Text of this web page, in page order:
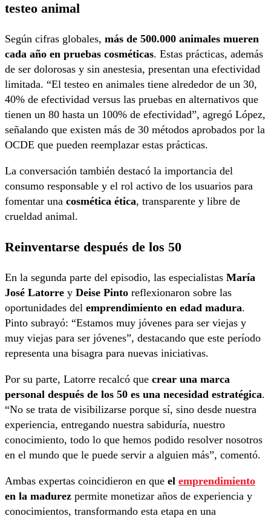
testeo animal
Según cifras globales, más de 500.000 animales mueren
cada año en pruebas cosméticas. Estas prácticas, además
de ser dolorosas y sin anestesia, presentan una efectividad
limitada. “El testeo en animales tiene alrededor de un 30,
40% de efectividad versus las pruebas en alternativos que
tienen un 80 hasta un 100% de efectividad”, agregó López,
señalando que existen más de 30 métodos aprobados por la
OCDE que pueden reemplazar estas prácticas.
La conversación también destacó la importancia del
consumo responsable y el rol activo de los usuarios para
fomentar una cosmética ética, transparente y libre de
crueldad animal.
Reinventarse después de los 50
En la segunda parte del episodio, las especialistas María
José Latorre y Deise Pinto reflexionaron sobre las
oportunidades del emprendimiento en edad madura.
Pinto subrayó: “Estamos muy jóvenes para ser viejas y
muy viejas para ser jóvenes”, destacando que este período
representa una bisagra para nuevas iniciativas.
Por su parte, Latorre recalcó que crear una marca
personal después de los 50 es una necesidad estratégica.
“No se trata de visibilizarse porque sí, sino desde nuestra
experiencia, entregando nuestra sabiduría, nuestro
conocimiento, todo lo que hemos podido resolver nosotros
en el mundo que le puede servir a alguien más”, comentó.
Ambas expertas coincidieron en que el emprendimiento
en la madurez permite monetizar años de experiencia y
conocimientos, transformando esta etapa en una